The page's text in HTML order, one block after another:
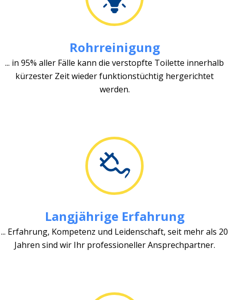
Rohrreinigung
... in 95% aller Fälle kann die verstopfte Toilette innerhalb
kürzester Zeit wieder funktionstüchtig hergerichtet
werden.
Langjährige Erfahrung
... Erfahrung, Kompetenz und Leidenschaft, seit mehr als 20
Jahren sind wir Ihr professioneller Ansprechpartner.